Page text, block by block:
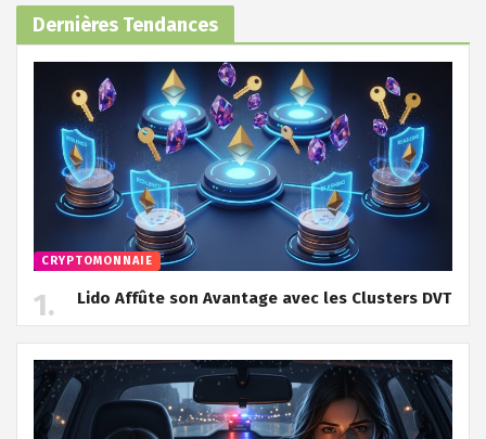
Dernières Tendances
CRYPTOMONNAIE
Lido Affûte son Avantage avec les Clusters DVT